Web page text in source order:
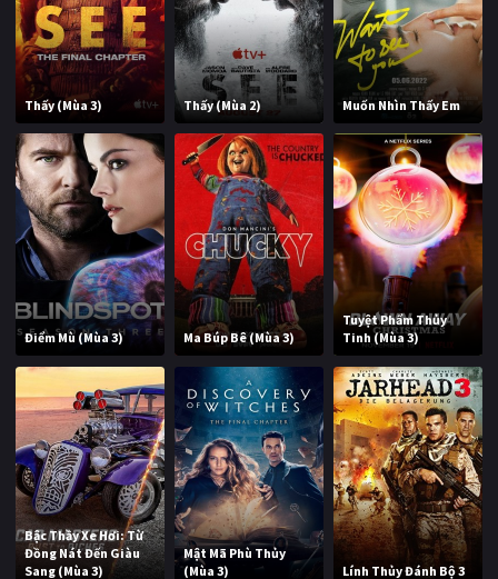
Thấy (Mùa 3) Thấy (Mùa 2) Muốn Nhìn Thấy Em
Điểm Mù (Mùa 3) Ma Búp Bê (Mùa 3)
Tuyệt Phẩm Thủy
Tinh (Mùa 3)
Bậc Thầy Xe Hơi: Từ
Đồng Nát Đến Giàu
Sang (Mùa 3)
Mật Mã Phù Thủy
(Mùa 3)
Lính Thủy Đánh Bộ 3